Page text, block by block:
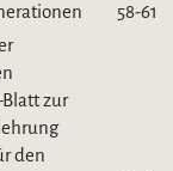
58-61
zur
den